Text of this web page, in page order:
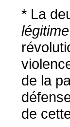
* La
de la
de